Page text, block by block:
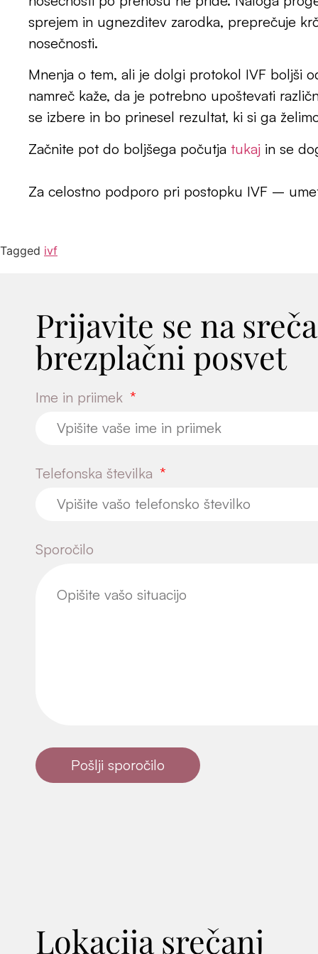
sprejem in ugnezditev zarodka, preprečuje
nosečnosti.
Mnenja o tem, ali je dolgi protokol IVF boljši
namreč kaže, da je potrebno upoštevati
se izbere in bo prinesel rezultat, ki si ga
Začnite pot do boljšega počutja tukaj in se
Za celostno podporo pri postopku IVF –
Tagged ivf
Prijavite se na
brezplačni posvet
Ime in priimek
Telefonska številka
Sporočilo
Pošlji sporočilo
Lokacija srečanj